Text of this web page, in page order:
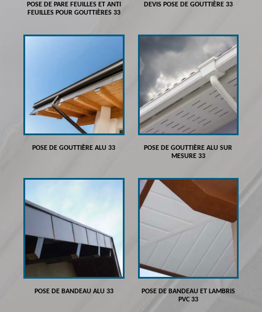
POSE DE PARE FEUILLES ET ANTI
FEUILLES POUR GOUTTIÈRES 33
DEVIS POSE DE GOUTTIÈRE 33
POSE DE GOUTTIÈRE ALU 33
POSE DE GOUTTIÈRE ALU SUR
MESURE 33
POSE DE BANDEAU ALU 33
POSE DE BANDEAU ET LAMBRIS
PVC 33